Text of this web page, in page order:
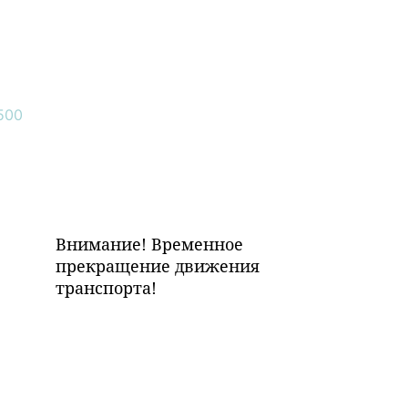
Внимание! Временное
прекращение движения
транспорта!